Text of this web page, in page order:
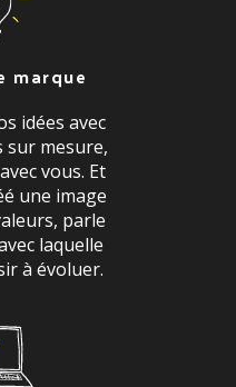
marque
idées avec
sur mesure,
vous. Et
une image
parle
laquelle
à évoluer.